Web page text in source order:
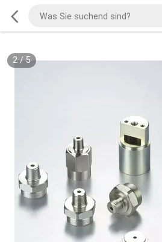
2/ 5